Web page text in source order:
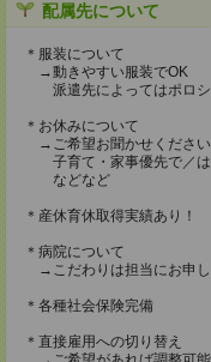
配属先について
＊服装について
→動きやすい服装でOK
派遣先によってはポロシ
＊お休みについて
→ご希望お聞かせください
子育て・家事優先で／は
などなど
＊産休育休取得実績あり！
＊病院について
→こだわりは担当にお申し
＊各種社会保険完備
＊直接雇用への切り替え